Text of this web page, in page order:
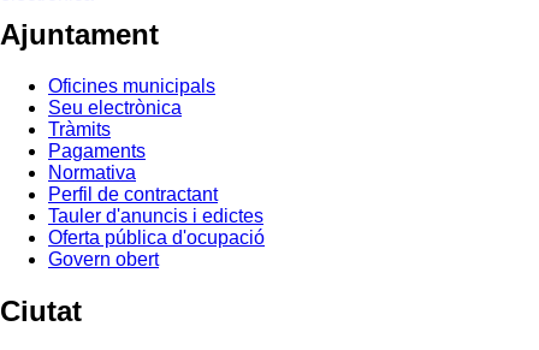
Ajuntament
Oficines municipals
Seu electrònica
Tràmits
Pagaments
Normativa
Perfil de contractant
Tauler d'anuncis i edictes
Oferta pública d'ocupació
Govern obert
Ciutat